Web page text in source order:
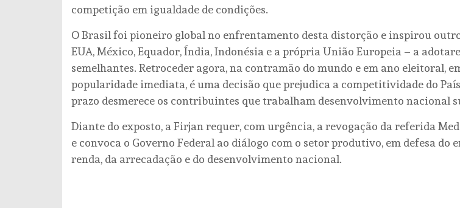
competição em igualdade de condições.
O Brasil foi pioneiro global no enfrentamento desta distorção e inspirou
EUA, México, Equador, Índia, Indonésia e a própria União Europeia – a
semelhantes. Retroceder agora, na contramão do mundo e em ano eleitoral,
popularidade imediata, é uma decisão que prejudica a competitividade do
prazo desmerece os contribuintes que trabalham desenvolvimento nacional
Diante do exposto, a Firjan requer, com urgência, a revogação da referida
e convoca o Governo Federal ao diálogo com o setor produtivo, em defesa do
renda, da arrecadação e do desenvolvimento nacional.